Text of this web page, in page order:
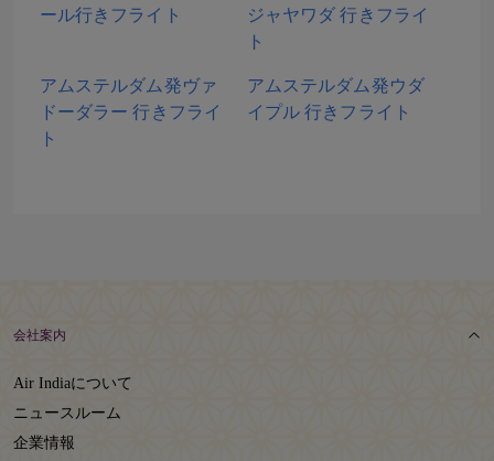
ール行きフライト
ジャヤワダ 行きフライ
ト
アムステルダム発ヴァ
ドーダラー 行きフライ
ト
アムステルダム発ウダ
イプル 行きフライト
会社案内
Air Indiaについて
ニュースルーム
企業情報